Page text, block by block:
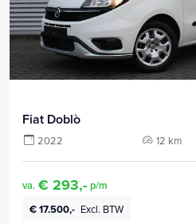
Fiat Doblò
2022 12 km
va. € 293,- p/m
€ 17.500,- Excl. BTW